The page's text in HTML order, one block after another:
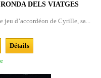
DELS VIATGES
d’accordéon de Cyrille, sa...
Détails